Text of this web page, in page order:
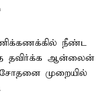
நீண்ட
தவிர்க்க ஆன்லைன்
சோதனை முறையில்